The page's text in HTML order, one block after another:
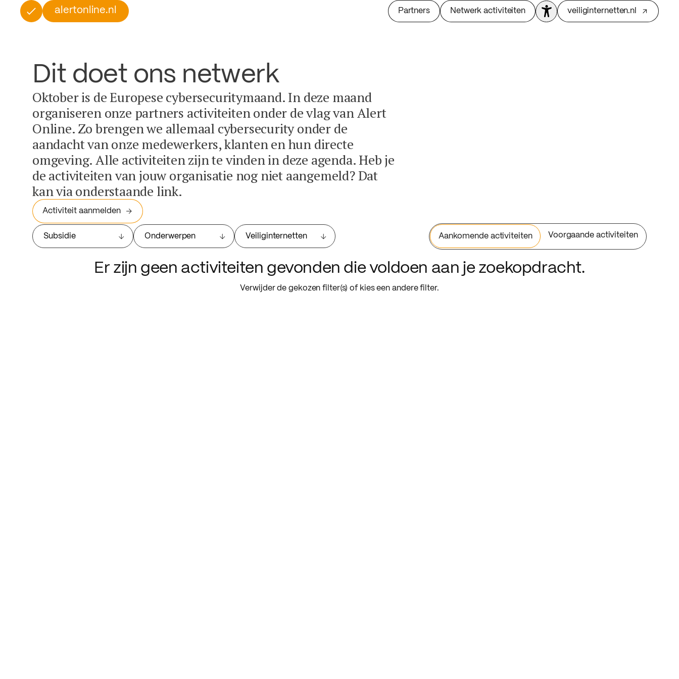
alertonline.nl Partners Netwerk activiteiten veiliginternetten.nl
Dit doet ons netwerk
Oktober is de Europese cybersecuritymaand. In deze maand
organiseren onze partners activiteiten onder de vlag van Alert
Online. Zo brengen we allemaal cybersecurity onder de
aandacht van onze medewerkers, klanten en hun directe
omgeving. Alle activiteiten zijn te vinden in deze agenda. Heb je
de activiteiten van jouw organisatie nog niet aangemeld? Dat
kan via onderstaande link.
Activiteit aanmelden
Subsidie Onderwerpen Veiliginternetten Aankomende activiteiten Voorgaande activiteiten
Er zijn geen activiteiten gevonden die voldoen aan je zoekopdracht.
Verwijder de gekozen filter(s) of kies een andere filter.